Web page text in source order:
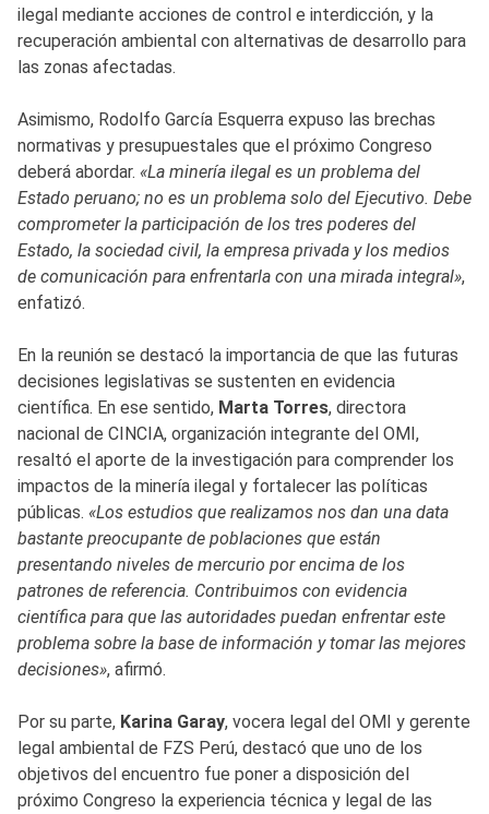
ilegal mediante acciones de control e interdicción, y la
recuperación ambiental con alternativas de desarrollo para
las zonas afectadas.
Asimismo, Rodolfo García Esquerra expuso las brechas
normativas y presupuestales que el próximo Congreso
deberá abordar. «La minería ilegal es un problema del
Estado peruano; no es un problema solo del Ejecutivo. Debe
comprometer la participación de los tres poderes del
Estado, la sociedad civil, la empresa privada y los medios
de comunicación para enfrentarla con una mirada integral»,
enfatizó.
En la reunión se destacó la importancia de que las futuras
decisiones legislativas se sustenten en evidencia
científica. En ese sentido, Marta Torres, directora
nacional de CINCIA, organización integrante del OMI,
resaltó el aporte de la investigación para comprender los
impactos de la minería ilegal y fortalecer las políticas
públicas. «Los estudios que realizamos nos dan una data
bastante preocupante de poblaciones que están
presentando niveles de mercurio por encima de los
patrones de referencia. Contribuimos con evidencia
científica para que las autoridades puedan enfrentar este
problema sobre la base de información y tomar las mejores
decisiones», afirmó.
Por su parte, Karina Garay, vocera legal del OMI y gerente
legal ambiental de FZS Perú, destacó que uno de los
objetivos del encuentro fue poner a disposición del
próximo Congreso la experiencia técnica y legal de las